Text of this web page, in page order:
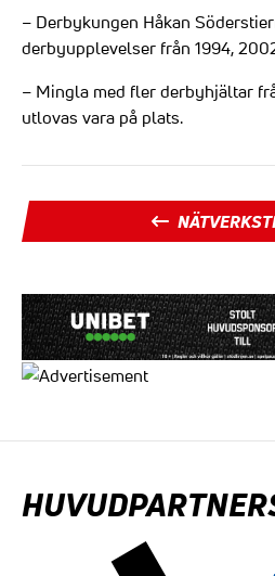
– Derbykungen Håkan
derbyupplevelser från 1994,
– Mingla med fler derbyhjältar
utlovas vara på plats.